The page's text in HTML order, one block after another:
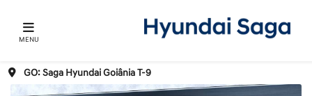
MENU
GO: Saga Hyundai Goiânia T-9